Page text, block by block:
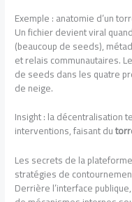
Exemple : anatomie d’un
Un fichier devient viral
(beaucoup de seeds),
et relais communautaires.
de seeds dans les quatre
de neige.
Insight : la décentralisation
interventions, faisant du
Les secrets de la
stratégies de
Derrière l’interface